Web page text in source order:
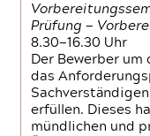
Prüfung —
8.30—16.30 Uhr
Der Bewerber
das
erfüllen. Dieses
mündlichen und